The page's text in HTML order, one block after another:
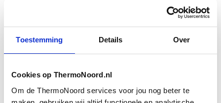
Toestemming Details Over
Cookies op ThermoNoord.nl
Om de ThermoNoord services voor jou nog beter te
toebehoren/onderdelen
Toebehoren Nee